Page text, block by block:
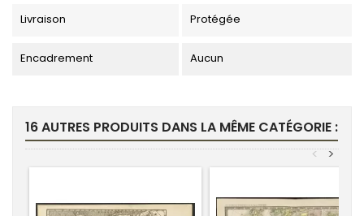
Livraison Protégée
Encadrement Aucun
16 AUTRES PRODUITS DANS LA MÊME CATÉGORIE :
>
<